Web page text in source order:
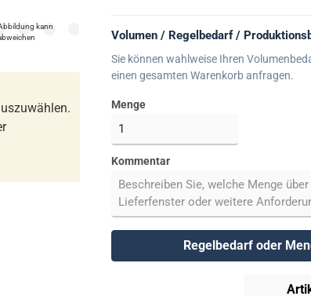
kann
Volumen / Regelbedarf /
Sie können wahlweise Ihren
einen gesamten Warenkorb anfragen.
Menge
Kommentar
Regelbedarf oder